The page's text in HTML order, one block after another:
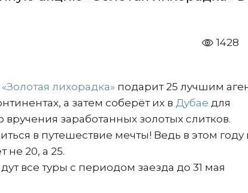
1428
«Золотая лихорадка» подарит 25 лучшим
а затем соберёт их в Дубае для
заработанных золотых слитков.
в путешествие мечты! Ведь в этом году
не 20, а 25.
все туры с периодом заезда до 31 мая